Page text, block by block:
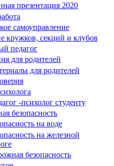
презентация 2020
самоуправление
кружков, секций и клубов
педагог
для родителей
для родителей
-психолог студенту
безопасность
на воде
на железной
безопасность